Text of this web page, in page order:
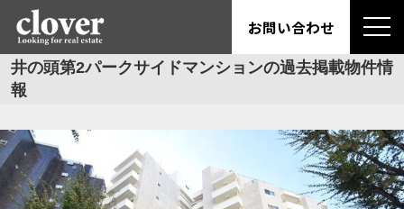
お問い合わせ
井の頭第2パークサイドマンションの過去掲載物件情
報